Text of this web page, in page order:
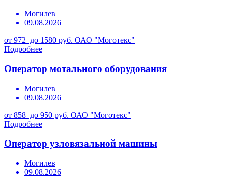
Могилев
09.08.2026
от 972 до 1580 руб. ОАО "Моготекс"
Подробнее
Оператор мотального оборудования
Могилев
09.08.2026
от 858 до 950 руб. ОАО "Моготекс"
Подробнее
Оператор узловязальной машины
Могилев
09.08.2026